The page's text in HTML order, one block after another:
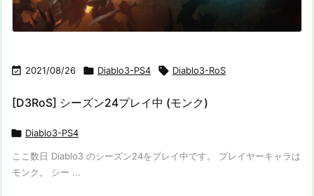
 2021/08/26  Diablo3-PS4  Diablo3-RoS
[D3RoS] シーズン24プレイ中 (モンク)
 Diablo3-PS4
ここ数日 Diablo3 のシーズン24をプレイ中です。 プレイヤーキャラは
モンク。 シー ...